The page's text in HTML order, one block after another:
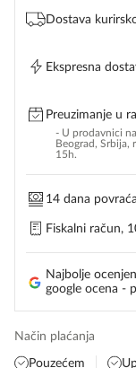
Dostava
Ekspresna
Preuzimanje u
- U prodavnici
Beograd,
15h.
14 dana
Fiskalni račun,
Najbolje
google ocena -
Način plaćanja
Pouzećem